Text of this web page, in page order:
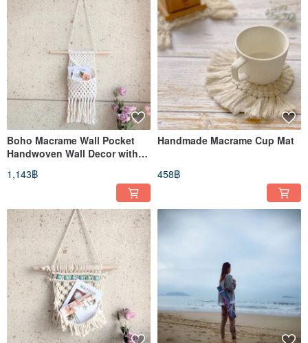
Boho Macrame Wall Pocket
Handwoven Wall Decor with
Tassels
1,143฿
Handmade Macrame Cup Mat
458฿